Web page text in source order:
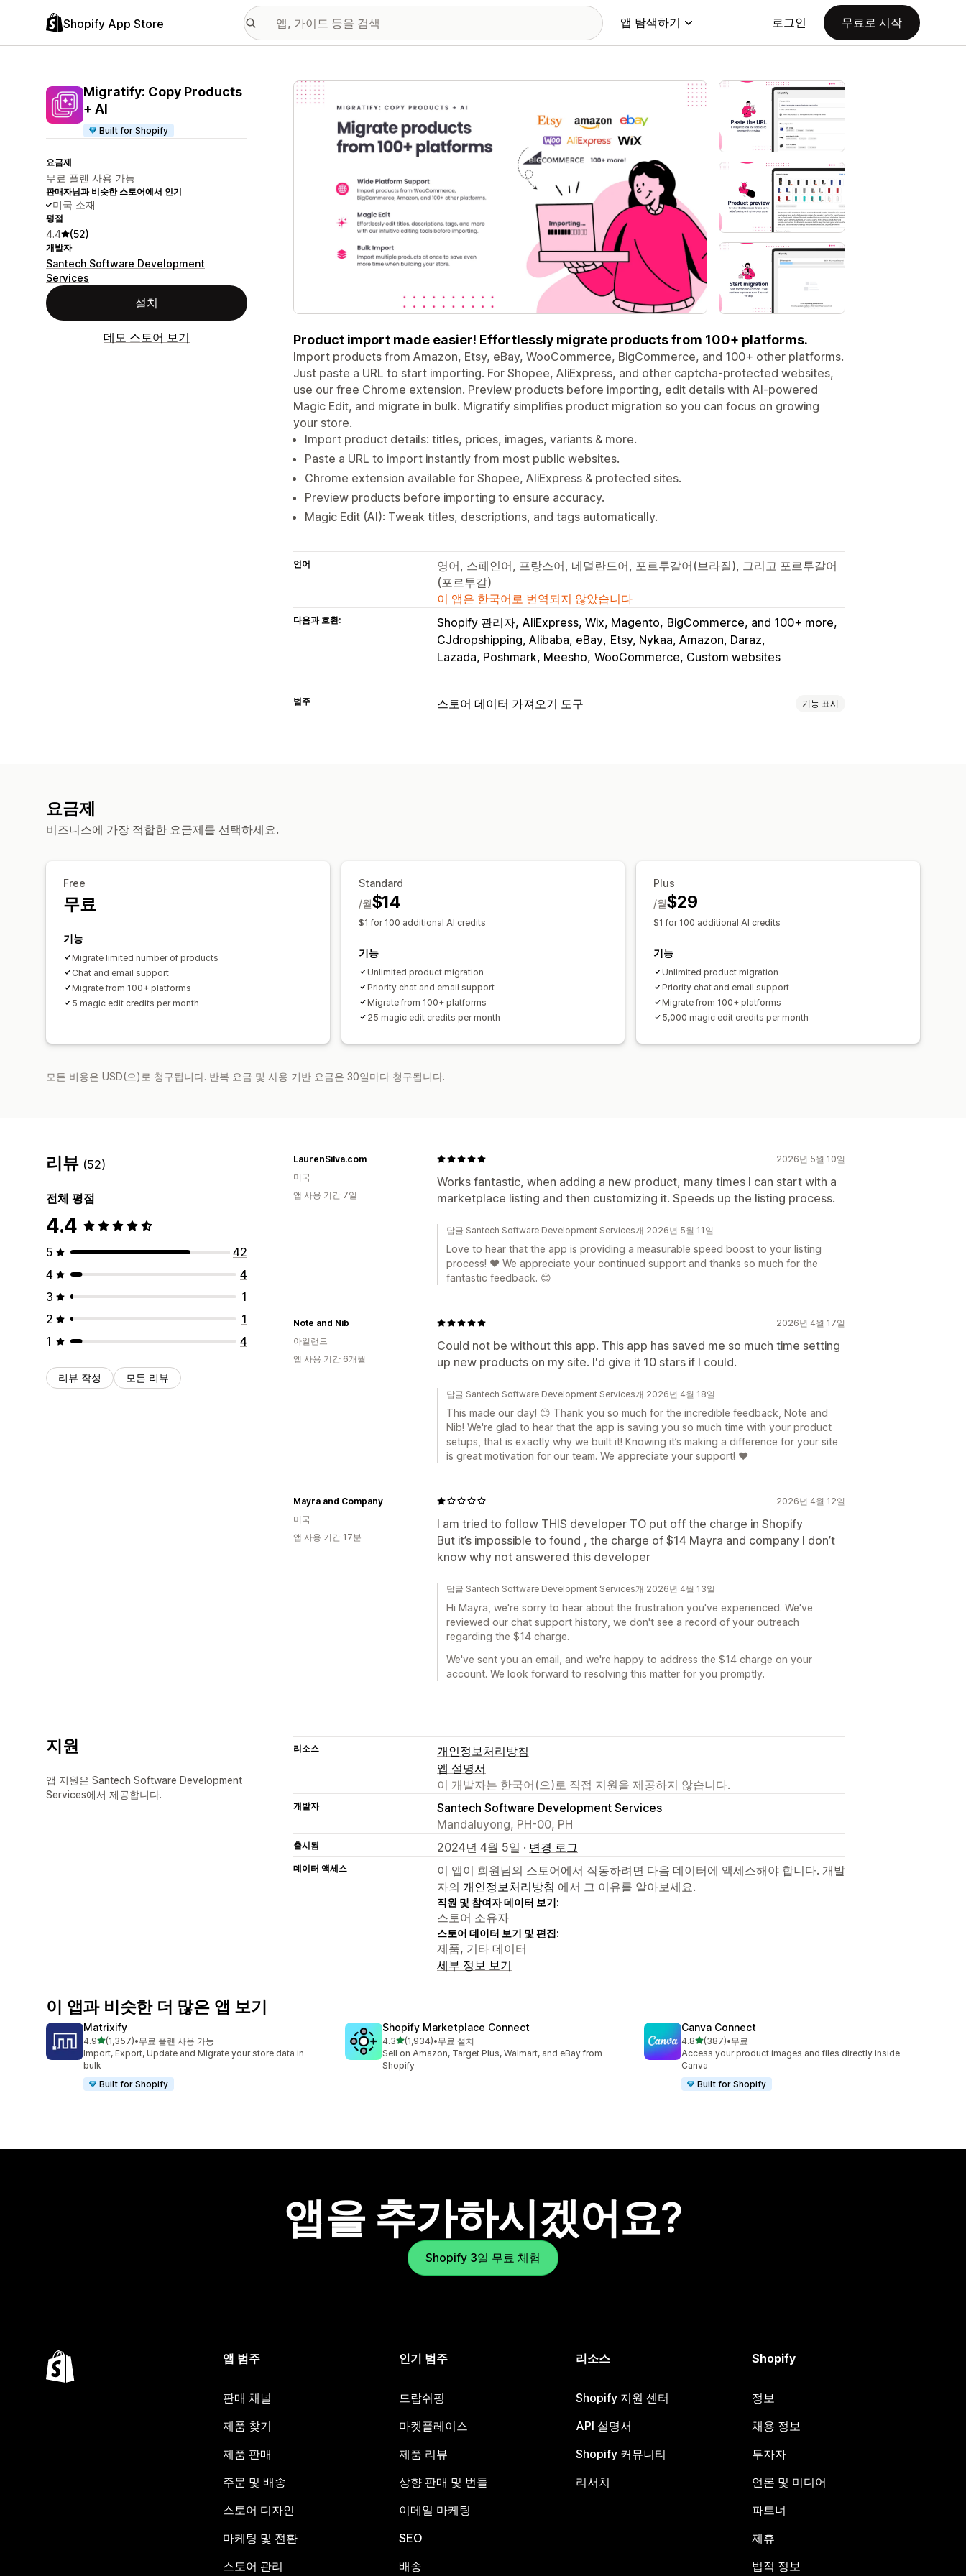
Shopify App Store 앱 탐색하기 로그인 무료로 시작
Migratify: Copy Products
+ AI
Built for Shopify
요금제
무료 플랜 사용 가능
판매자님과 비슷한 스토어에서 인기
미국 소재
평점
4.4 (52)
개발자
Santech Software Development
Services
설치
데모 스토어 보기
추천 이미지 갤러리
Product import made easier! Effortlessly migrate products from 100+ platforms.
Import products from Amazon, Etsy, eBay, WooCommerce, BigCommerce, and 100+ other platforms.
Just paste a URL to start importing. For Shopee, AliExpress, and other captcha-protected websites,
use our free Chrome extension. Preview products before importing, edit details with AI-powered
Magic Edit, and migrate in bulk. Migratify simplifies product migration so you can focus on growing
your store.
Import product details: titles, prices, images, variants & more.
Paste a URL to import instantly from most public websites.
Chrome extension available for Shopee, AliExpress & protected sites.
Preview products before importing to ensure accuracy.
Magic Edit (AI): Tweak titles, descriptions, and tags automatically.
언어
영어, 스페인어, 프랑스어, 네덜란드어, 포르투갈어(브라질), 그리고 포르투갈어
(포르투갈)
이 앱은 한국어로 번역되지 않았습니다
다음과 호환: Shopify 관리자 AliExpress, Wix, Magento BigCommerce, and 100+ more
CJdropshipping, Alibaba, eBay Etsy, Nykaa, Amazon, Daraz
Lazada, Poshmark, Meesho WooCommerce, Custom websites
범주 스토어 데이터 가져오기 도구 기능 표시
요금제
비즈니스에 가장 적합한 요금제를 선택하세요.
Free
무료
기능
Migrate limited number of products
Chat and email support
Migrate from 100+ platforms
5 magic edit credits per month
Standard
$14
/월
$1 for 100 additional AI credits
기능
Unlimited product migration
Priority chat and email support
Migrate from 100+ platforms
25 magic edit credits per month
Plus
$29
/월
$1 for 100 additional AI credits
기능
Unlimited product migration
Priority chat and email support
Migrate from 100+ platforms
5,000 magic edit credits per month
모든 비용은 USD(으)로 청구됩니다. 반복 요금 및 사용 기반 요금은 30일마다 청구됩니다.
리뷰 (52)
전체 평점
4.4
5
42
4
4
3
1
2
1
1
4
리뷰 작성 모든 리뷰
2026년 5월 10일
Works fantastic, when adding a new product, many times I can start with a
marketplace listing and then customizing it. Speeds up the listing process.
LaurenSilva.com
미국
앱 사용 기간 7일
답글 Santech Software Development Services개 2026년 5월 11일
Love to hear that the app is providing a measurable speed boost to your listing
process! ❤️ We appreciate your continued support and thanks so much for the
fantastic feedback. 😊
2026년 4월 17일
Could not be without this app. This app has saved me so much time setting
up new products on my site. I'd give it 10 stars if I could.
Note and Nib
아일랜드
앱 사용 기간 6개월
답글 Santech Software Development Services개 2026년 4월 18일
This made our day! 😊 Thank you so much for the incredible feedback, Note and
Nib! We're glad to hear that the app is saving you so much time with your product
setups, that is exactly why we built it! Knowing it’s making a difference for your site
is great motivation for our team. We appreciate your support! ❤️
2026년 4월 12일
I am tried to follow THIS developer TO put off the charge in Shopify
But it’s impossible to found , the charge of $14 Mayra and company I don’t
know why not answered this developer
Mayra and Company
미국
앱 사용 기간 17분
답글 Santech Software Development Services개 2026년 4월 13일
Hi Mayra, we're sorry to hear about the frustration you've experienced. We've
reviewed our chat support history, we don't see a record of your outreach
regarding the $14 charge.
We've sent you an email, and we're happy to address the $14 charge on your
account. We look forward to resolving this matter for you promptly.
지원
앱 지원은 Santech Software Development
Services에서 제공합니다.
리소스
개인정보처리방침
앱 설명서
이 개발자는 한국어(으)로 직접 지원을 제공하지 않습니다.
개발자
Santech Software Development Services
Mandaluyong, PH-00, PH
출시됨 2024년 4월 5일 · 변경 로그
데이터 액세스
이 앱이 회원님의 스토어에서 작동하려면 다음 데이터에 액세스해야 합니다. 개발
자의 개인정보처리방침 에서 그 이유를 알아보세요.
직원 및 참여자 데이터 보기:
스토어 소유자
스토어 데이터 보기 및 편집:
제품, 기타 데이터
세부 정보 보기
이 앱과 비슷한 더 많은 앱 보기
Matrixify
4.9별 5개 중
(1,357)
총 리뷰 1357개
•무료 플랜 사용 가능
Import, Export, Update and Migrate your store data in
bulk
Built for Shopify
Shopify Marketplace Connect
4.3별 5개 중
(1,934)
총 리뷰 1934개
•무료 설치
Sell on Amazon, Target Plus, Walmart, and eBay from
Shopify
Canva Connect
4.8별 5개 중
(387)
총 리뷰 387개
•무료
Access your product images and files directly inside
Canva
Built for Shopify
앱을 추가하시겠어요?
Shopify 3일 무료 체험
앱 범주
판매 채널
제품 찾기
제품 판매
주문 및 배송
스토어 디자인
마케팅 및 전환
스토어 관리
인기 범주
드랍쉬핑
마켓플레이스
제품 리뷰
상향 판매 및 번들
이메일 마케팅
SEO
배송
리소스
Shopify 지원 센터
API 설명서
Shopify 커뮤니티
리서치
Shopify
정보
채용 정보
투자자
언론 및 미디어
파트너
제휴
법적 정보